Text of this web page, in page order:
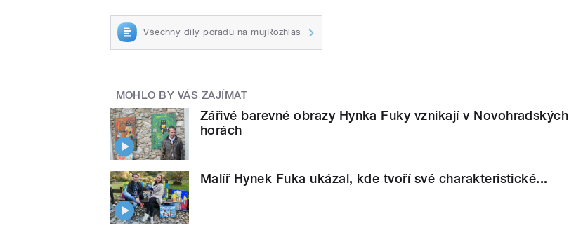
Všechny díly pořadu na mujRozhlas
MOHLO BY VÁS ZAJÍMAT
Zářivé barevné obrazy Hynka Fuky vznikají v Novohradských
horách
Malíř Hynek Fuka ukázal, kde tvoří své charakteristické...